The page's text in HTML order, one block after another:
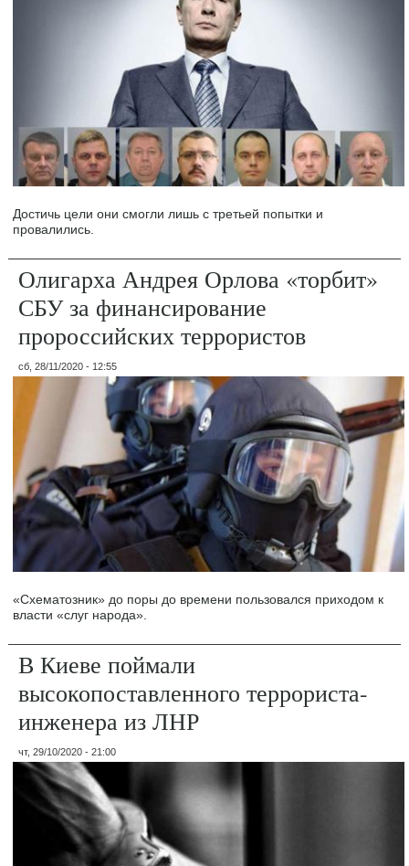
Достичь цели они смогли лишь с третьей попытки и
провалились.
Олигарха Андрея Орлова «торбит»
СБУ за финансирование
пророссийских террористов
сб, 28/11/2020 - 12:55
«Схематозник» до поры до времени пользовался приходом к
власти «слуг народа».
В Киеве поймали
высокопоставленного террориста-
инженера из ЛНР
чт, 29/10/2020 - 21:00